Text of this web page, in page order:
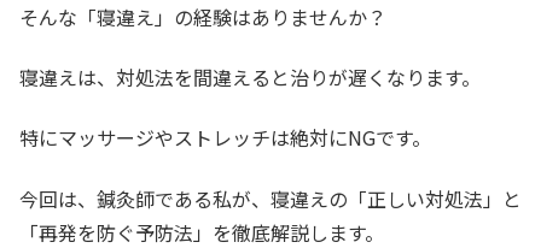
そんな「寝違え」の経験はありませんか？
寝違えは、対処法を間違えると治りが遅くなります。
特にマッサージやストレッチは絶対にNGです。
今回は、鍼灸師である私が、寝違えの「正しい対処法」と
「再発を防ぐ予防法」を徹底解説します。